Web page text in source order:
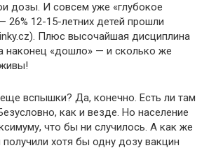
дозы. И совсем уже «глубокое
26% 12-15-летних детей прошли
Плюс высочайшая дисциплина
наконец «дошло» — и сколько же
вспышки? Да, конечно. Есть ли там
как и везде. Но население
что бы ни случилось. А как же
хотя бы одну дозу вакцин